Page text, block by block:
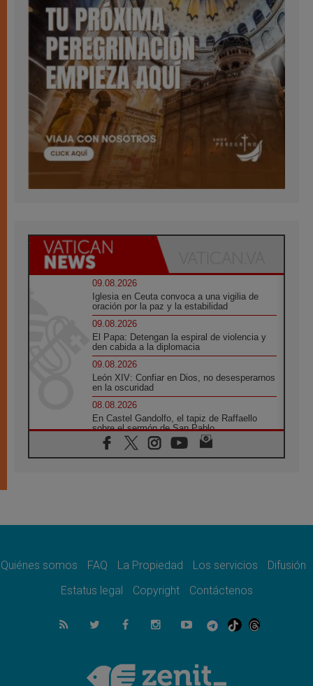
09.08.2026
Iglesia en Ceuta convoca a una vigilia de
oración por la paz y la estabilidad
09.08.2026
El Papa: Detengan la espiral de violencia y
den cabida a la diplomacia
09.08.2026
León XIV: Confiar en Dios, no desesperarnos
en la oscuridad
08.08.2026
En Castel Gandolfo, el tapiz de Raffaello
sobre el sermón de San Pablo
08.08.2026
En Colombia, «la paz no se compra con una
08.08.2026
08.08.2026
del Buen Consejo de Genazzano
Filipinas: el Vicariato Apostólico de Calapán
se convierte en diócesis
Honduras: Los desplazados invisibles de una
crisis olvidada
Quiénes somos FAQ La Propiedad Los servicios
Difusión
Estatus legal
Copyright Contáctenos